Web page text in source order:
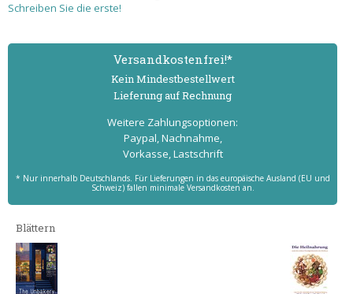
Schreiben Sie die erste!
Versand­kostenfrei!*
Kein Mindest­bestell­wert
Lieferung auf Rechnung
Weitere Zahlungs­optionen:
Paypal, Nachnahme,
Vorkasse, Lastschrift
* Nur innerhalb Deutschlands. Für Lieferungen in das europäische Ausland (EU und
Schweiz) fallen minimale Versandkosten an.
Blättern